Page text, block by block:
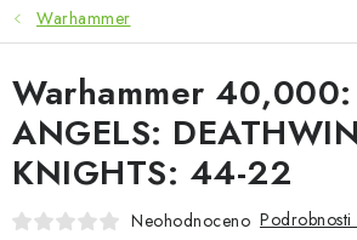
SUMMER DAYS
WARHAMMER
ASK PRODUKTY
Warhammer
Warhammer 40,000:
ANGELS:
KNIGHTS: 44-22
Neohodnoceno